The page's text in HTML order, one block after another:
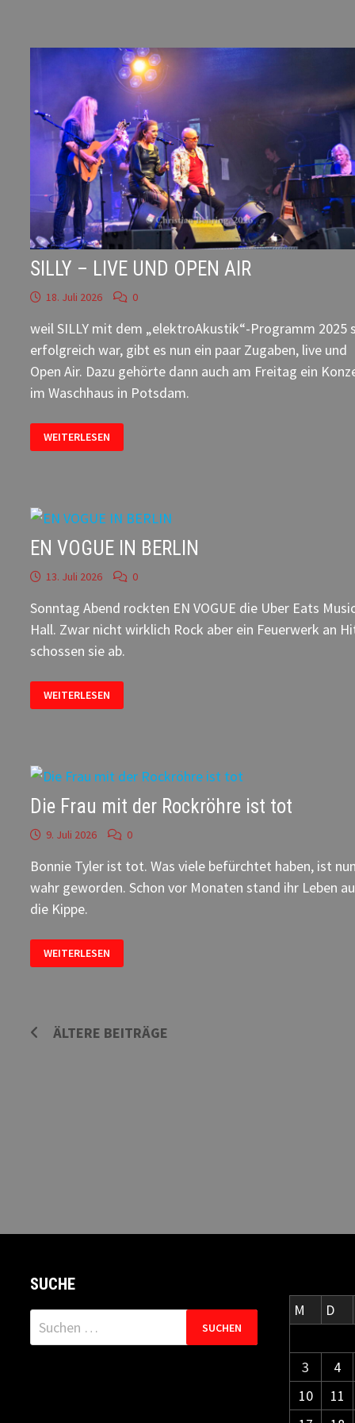
SILLY – LIVE UND OPEN AIR
18. Juli 2026 0
weil SILLY mit dem „elektroAkustik“-Programm 2025
erfolgreich war, gibt es nun ein paar Zugaben, live und
Open Air. Dazu gehörte dann auch am Freitag ein
im Waschhaus in Potsdam.
–
LIVE
WEITERLESEN
EN VOGUE IN BERLIN
13. Juli 2026 0
Sonntag Abend rockten EN VOGUE die Uber Eats
Hall. Zwar nicht wirklich Rock aber ein Feuerwerk an
schossen sie ab.
VOGUE
IN
WEITERLESEN
Die Frau mit der Rockröhre ist tot
9. Juli 2026 0
Bonnie Tyler ist tot. Was viele befürchtet haben, ist nun
wahr geworden. Schon vor Monaten stand ihr Leben
die Kippe.
FRAU
MIT
WEITERLESEN
Beitragsnavigation
ÄLTERE BEITRÄGE
SUCHE
Suchen
nach:
M
D
3
4
10
11